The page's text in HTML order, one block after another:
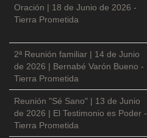
Oración | 18 de Junio de 2026 -
Tierra Prometida
2ª Reunión familiar | 14 de Junio
de 2026 | Bernabé Varón Bueno -
Tierra Prometida
Reunión "Sé Sano" | 13 de Junio
de 2026 | El Testimonio es Poder -
Tierra Prometida